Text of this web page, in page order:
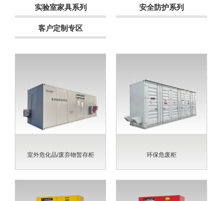
实验室家具系列 安全防护系列
客户定制专区
室外危化品/废弃物暂存柜 环保危废柜